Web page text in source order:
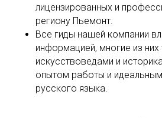
лицензированных и
региону Пьемонт.
Все гиды нашей компании
информацией, многие из
искусствоведами и
опытом работы и
русского языка.